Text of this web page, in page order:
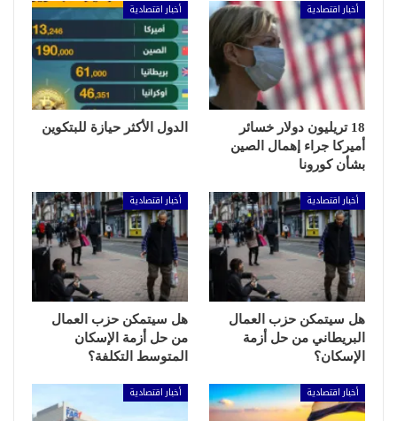
أخبار اقتصادية
18 تريليون دولار خسائر
أميركا جراء إهمال الصين
بشأن كورونا
أخبار اقتصادية
الدول الأكثر حيازة للبتكوين
أخبار اقتصادية
هل سيتمكن حزب العمال
البريطاني من حل أزمة
الإسكان؟
أخبار اقتصادية
هل سيتمكن حزب العمال
من حل أزمة الإسكان
المتوسط التكلفة؟
أخبار اقتصادية أخبار اقتصادية